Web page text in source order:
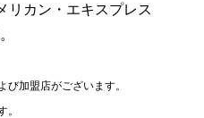
リカン・エキスプレス
加盟店がございます。
。